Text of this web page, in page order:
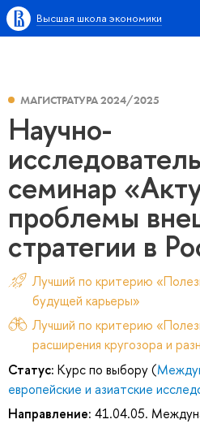
Высшая школа экономики
МАГИСТРАТУРА 2024/2025
Научно-
семинар
проблемы
стратегии в
Лучший по критерию
будущей карьеры»
Лучший по критерию
расширения кругозора и
Статус: Курс по выбору (
европейские и азиатские
Направление: 41.04.05.